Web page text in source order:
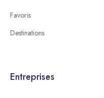
Favoris
Destinations
Entreprises